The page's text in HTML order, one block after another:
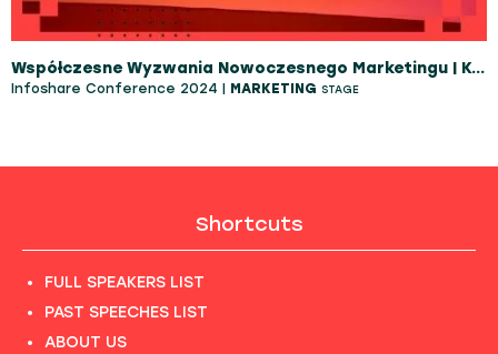
Współczesne Wyzwania Nowoczesnego Marketingu | Kotler Impact
Infoshare Conference 2024 | MARKETING STAGE
Shortcuts
FULL SPEAKERS LIST
PAST SPEECHES LIST
ABOUT US